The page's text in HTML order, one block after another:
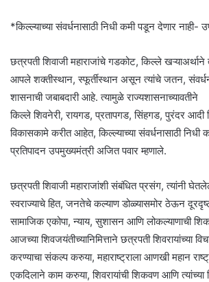
*किल्ल्याच्या संवर्धनासाठी निधी कमी पडून देणार
छत्रपती शिवाजी महाराजांचे गडकोट, किल्ले
आपले शक्तीस्थान, स्फूर्तीस्थान असून त्यांचे जतन,
शासनाची जबाबदारी आहे. त्यामुळे राज्यशासनाच्यावतीने
किल्ले शिवनेरी, रायगड, प्रतापगड, सिंहगड, पुरंदर आदी
विकासकामे करीत आहेत, किल्ल्याच्या संवर्धनासाठी
प्रतिपादन उपमुख्यमंत्री अजित पवार म्हणाले.
छत्रपती शिवाजी महाराजांशी संबंधित प्रसंग, त्यांनी
स्वराज्याचे हित, जनतेचे कल्याण डोळ्यासमोर ठेऊन
सामाजिक एकोपा, न्याय, सुशासन आणि लोकल्याणाची
आजच्या शिवजयंतीच्यानिमित्ताने छत्रपती शिवरायांच्या
करण्याचा संकल्प करुया, महाराष्ट्राला आणखी महान
एकदिलाने काम करुया, शिवरायांची शिकवण आणि त्यांच्या